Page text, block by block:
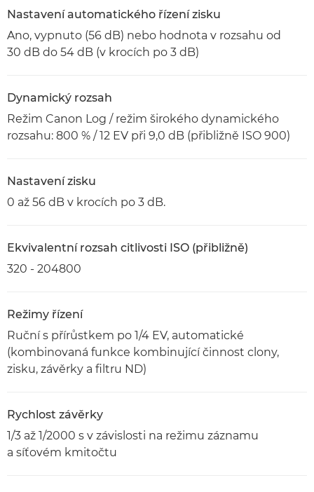
Nastavení automatického řízení zisku
Ano, vypnuto (56 dB) nebo hodnota v rozsahu od
30 dB do 54 dB (v krocích po 3 dB)
Dynamický rozsah
Režim Canon Log / režim širokého dynamického
rozsahu: 800 % / 12 EV při 9,0 dB (přibližně ISO 900)
Nastavení zisku
0 až 56 dB v krocích po 3 dB.
Ekvivalentní rozsah citlivosti ISO (přibližně)
320 - 204800
Režimy řízení
Ruční s přírůstkem po 1/4 EV, automatické
(kombinovaná funkce kombinující činnost clony,
zisku, závěrky a filtru ND)
Rychlost závěrky
1/3 až 1/2000 s v závislosti na režimu záznamu
a síťovém kmitočtu